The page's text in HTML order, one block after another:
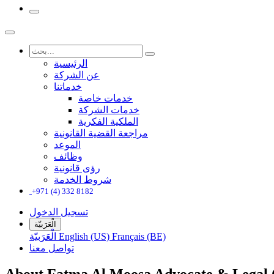
الرئيسية
عن الشركة
خدماتنا
خدمات خاصة
خدمات الشركة
الملكية الفكرية
مراجعة القضية القانونية
الموعد
وظائف
رؤى قانونية
شروط الخدمة
+971 (4) 332 8182
تسجيل الدخول
الْعَرَبيّة
الْعَرَبيّة English (US) Français (BE)
تواصل معنا